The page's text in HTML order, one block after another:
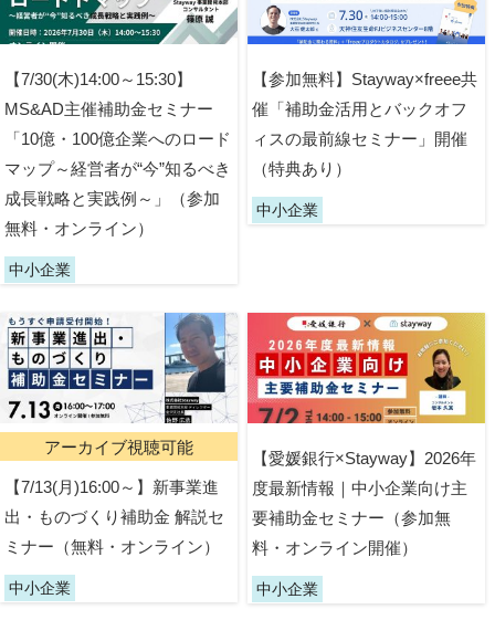
【7/30(木)14:00～15:30】
MS&AD主催補助金セミナー
「10億・100億企業へのロード
マップ～経営者が“今”知るべき
成長戦略と実践例～」（参加
無料・オンライン）
中小企業
【参加無料】Stayway×freee共
催「補助金活用とバックオフ
ィスの最前線セミナー」開催
（特典あり）
中小企業
アーカイブ視聴可能
【7/13(月)16:00～】新事業進
出・ものづくり補助金 解説セ
ミナー（無料・オンライン）
中小企業
【愛媛銀行×Stayway】2026年
度最新情報｜中小企業向け主
要補助金セミナー（参加無
料・オンライン開催）
中小企業